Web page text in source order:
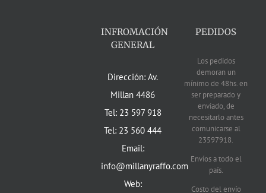
INFROMACIÓN
GENERAL
Dirección: Av.
Millan 4486
Tel: 23 597 918
Tel: 23 560 444
Email:
info@millanyraffo.com
Web:
PEDIDOS
Los pedidos
demoran un
mínimo de 48hs. en
ser preparado y
enviado, de
necesitarlo antes
comunicarse al
23597918.
Envíos a todo el
país.
Costo del envío